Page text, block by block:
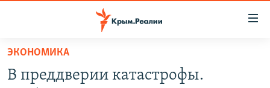
Вернуться
основному
ЭКОНОМИКА
В преддверии катастрофы.